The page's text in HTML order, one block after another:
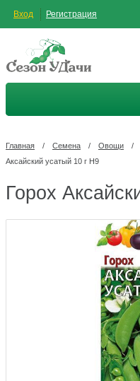
Вход Регистрация
Главная / Семена / Овощи /
Аксайский усатый 10 г Н9
Горох